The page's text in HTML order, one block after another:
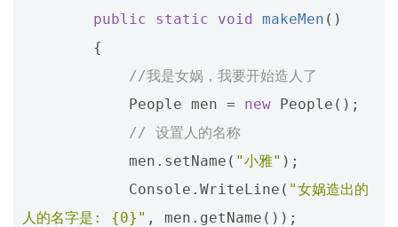
public
static void makeMen ()
{
//我是女娲，我要开始造人了
People men = new People ();
// 设置人的名称
men . setName ( "小雅" );
Console . WriteLine ( "女娲造出的
人的名字是: {0}" , men . getName ());